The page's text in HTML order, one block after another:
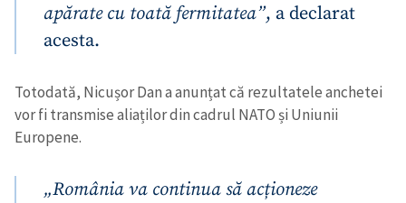
apărate cu toată fermitatea”, a declarat
acesta.
Totodată, Nicușor Dan a anunțat că rezultatele anchetei
vor fi transmise aliaților din cadrul NATO și Uniunii
Europene.
„România va continua să acționeze